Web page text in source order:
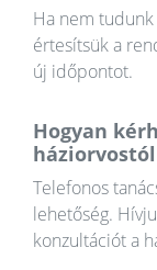
Ha nem
értesítsük a
új időpontot.
Hogyan
Telefonos
lehetőség.
konzultációt a